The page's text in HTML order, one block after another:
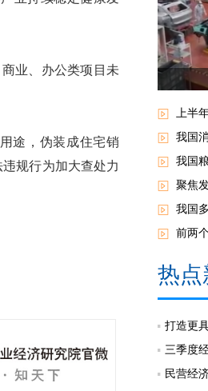
业、办公类项目未
途，伪装成住宅销
规行为加大查处力
上半
我国
我国
聚焦
我国
前两
热点
打造更
三季度
民营经